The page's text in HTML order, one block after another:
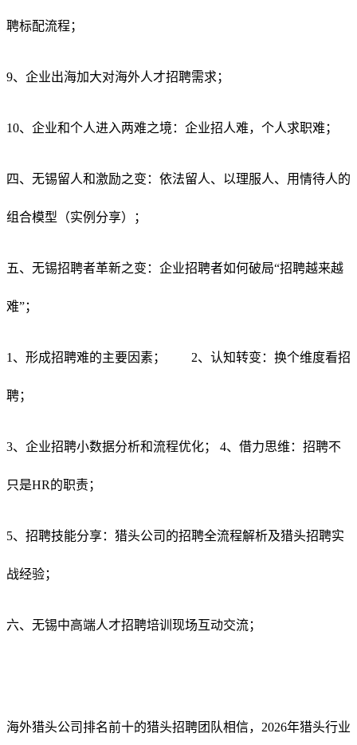
聘标配流程；
9、企业出海加大对海外人才招聘需求；
10、企业和个人进入两难之境：企业招人难，个人求职难；
四、无锡留人和激励之变：依法留人、以理服人、用情待人的
组合模型（实例分享）；
五、无锡招聘者革新之变：企业招聘者如何破局“招聘越来越
难”；
1、形成招聘难的主要因素； 2、认知转变：换个维度看招
聘；
3、企业招聘小数据分析和流程优化； 4、借力思维：招聘不
只是HR的职责；
5、招聘技能分享：猎头公司的招聘全流程解析及猎头招聘实
战经验；
六、无锡中高端人才招聘培训现场互动交流；
海外猎头公司排名前十的猎头招聘团队相信，2026年猎头行业